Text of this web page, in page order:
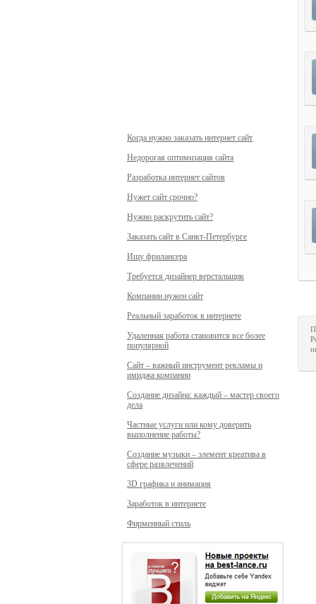
Когда нужно заказать интернет сайт
Недорогая оптимизация сайта
Разработка интернет сайтов
Нужет сайт срочно?
Нужно раскрутить сайт?
Заказать сайт в Санкт-Петербурге
Ищу фрилансера
Требуется дизайнер верстальщик
Компании нужен сайт
Реальный заработок в интернете
Удаленная работа становится все более
популярной
Сайт – важный инструмент рекламы и
имиджа компании
Создание дизайна: каждый – мастер своего
дела
Частные услуги или кому доверить
выполнение работы?
Создание музыки – элемент креатива в
сфере развлечений
3D графика и анимация
Заработок в интернете
Фирменный стиль